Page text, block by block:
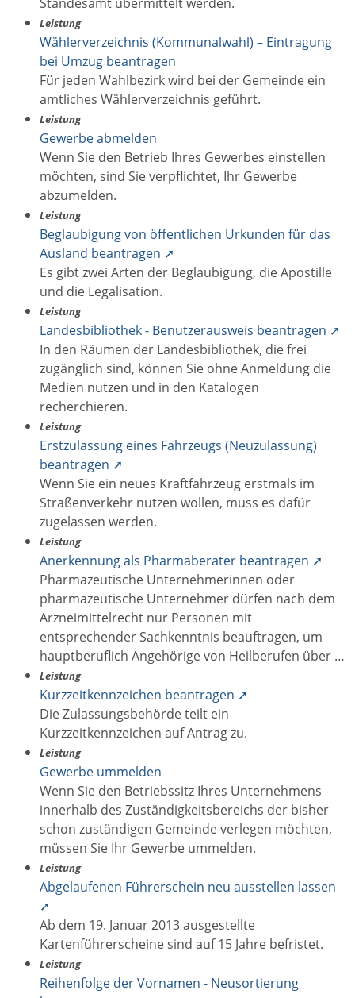
Leistung
Wählerverzeichnis (Kommunalwahl) – Eintragung
bei Umzug beantragen
Für jeden Wahlbezirk wird bei der Gemeinde ein
amtliches Wählerverzeichnis geführt.
Leistung
Gewerbe abmelden
Wenn Sie den Betrieb Ihres Gewerbes einstellen
möchten, sind Sie verpflichtet, Ihr Gewerbe
abzumelden.
Leistung
Beglaubigung von öffentlichen Urkunden für das
Ausland beantragen ➚
Es gibt zwei Arten der Beglaubigung, die Apostille
und die Legalisation.
Leistung
Landesbibliothek - Benutzerausweis beantragen ➚
In den Räumen der Landesbibliothek, die frei
zugänglich sind, können Sie ohne Anmeldung die
Medien nutzen und in den Katalogen
recherchieren.
Leistung
Erstzulassung eines Fahrzeugs (Neuzulassung)
beantragen ➚
Wenn Sie ein neues Kraftfahrzeug erstmals im
Straßenverkehr nutzen wollen, muss es dafür
zugelassen werden.
Leistung
Anerkennung als Pharmaberater beantragen ➚
Pharmazeutische Unternehmerinnen oder
pharmazeutische Unternehmer dürfen nach dem
Arzneimittelrecht nur Personen mit
entsprechender Sachkenntnis beauftragen, um
hauptberuflich Angehörige von Heilberufen über …
Leistung
Kurzzeitkennzeichen beantragen ➚
Die Zulassungsbehörde teilt ein
Kurzzeitkennzeichen auf Antrag zu.
Leistung
Gewerbe ummelden
Wenn Sie den Betriebssitz Ihres Unternehmens
innerhalb des Zuständigkeitsbereichs der bisher
schon zuständigen Gemeinde verlegen möchten,
müssen Sie Ihr Gewerbe ummelden.
Leistung
Abgelaufenen Führerschein neu ausstellen lassen
➚
Ab dem 19. Januar 2013 ausgestellte
Kartenführerscheine sind auf 15 Jahre befristet.
Leistung
Reihenfolge der Vornamen - Neusortierung